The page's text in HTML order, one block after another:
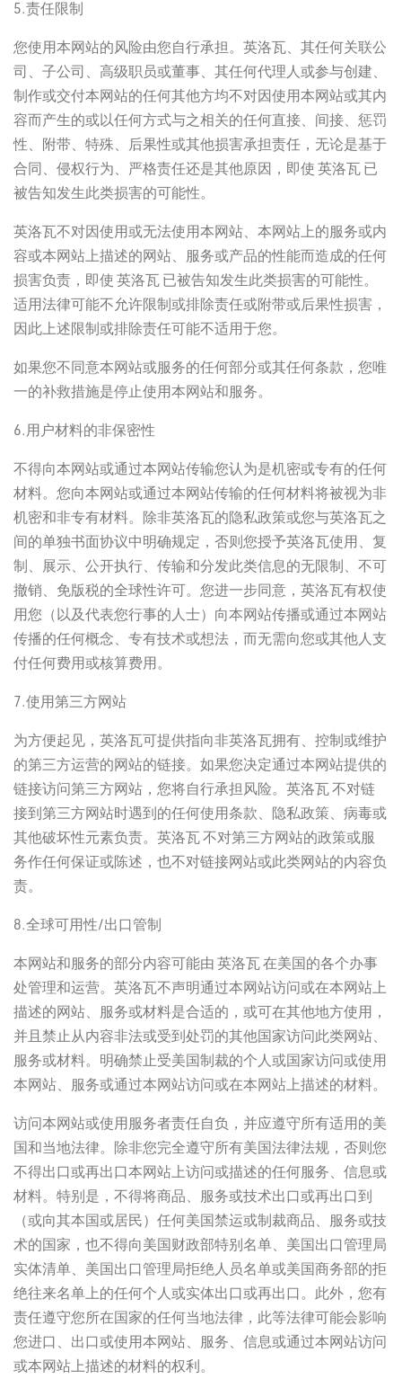
5.责任限制
您使用本网站的风险由您自行承担。英洛瓦、其任何关联公
司、子公司、高级职员或董事、其任何代理人或参与创建、
制作或交付本网站的任何其他方均不对因使用本网站或其内
容而产生的或以任何方式与之相关的任何直接、间接、惩罚
性、附带、特殊、后果性或其他损害承担责任，无论是基于
合同、侵权行为、严格责任还是其他原因，即使 英洛瓦 已
被告知发生此类损害的可能性。
英洛瓦不对因使用或无法使用本网站、本网站上的服务或内
容或本网站上描述的网站、服务或产品的性能而造成的任何
损害负责，即使 英洛瓦 已被告知发生此类损害的可能性。
适用法律可能不允许限制或排除责任或附带或后果性损害，
因此上述限制或排除责任可能不适用于您。
如果您不同意本网站或服务的任何部分或其任何条款，您唯
一的补救措施是停止使用本网站和服务。
6.用户材料的非保密性
不得向本网站或通过本网站传输您认为是机密或专有的任何
材料。您向本网站或通过本网站传输的任何材料将被视为非
机密和非专有材料。除非英洛瓦的隐私政策或您与英洛瓦之
间的单独书面协议中明确规定，否则您授予英洛瓦使用、复
制、展示、公开执行、传输和分发此类信息的无限制、不可
撤销、免版税的全球性许可。您进一步同意，英洛瓦有权使
用您（以及代表您行事的人士）向本网站传播或通过本网站
传播的任何概念、专有技术或想法，而无需向您或其他人支
付任何费用或核算费用。
7.使用第三方网站
为方便起见，英洛瓦可提供指向非英洛瓦拥有、控制或维护
的第三方运营的网站的链接。如果您决定通过本网站提供的
链接访问第三方网站，您将自行承担风险。英洛瓦 不对链
接到第三方网站时遇到的任何使用条款、隐私政策、病毒或
其他破坏性元素负责。英洛瓦 不对第三方网站的政策或服
务作任何保证或陈述，也不对链接网站或此类网站的内容负
责。
8.全球可用性/出口管制
本网站和服务的部分内容可能由 英洛瓦 在美国的各个办事
处管理和运营。英洛瓦不声明通过本网站访问或在本网站上
描述的网站、服务或材料是合适的，或可在其他地方使用，
并且禁止从内容非法或受到处罚的其他国家访问此类网站、
服务或材料。明确禁止受美国制裁的个人或国家访问或使用
本网站、服务或通过本网站访问或在本网站上描述的材料。
访问本网站或使用服务者责任自负，并应遵守所有适用的美
国和当地法律。除非您完全遵守所有美国法律法规，否则您
不得出口或再出口本网站上访问或描述的任何服务、信息或
材料。特别是，不得将商品、服务或技术出口或再出口到
（或向其本国或居民）任何美国禁运或制裁商品、服务或技
术的国家，也不得向美国财政部特别名单、美国出口管理局
实体清单、美国出口管理局拒绝人员名单或美国商务部的拒
绝往来名单上的任何个人或实体出口或再出口。此外，您有
责任遵守您所在国家的任何当地法律，此等法律可能会影响
您进口、出口或使用本网站、服务、信息或通过本网站访问
或本网站上描述的材料的权利。